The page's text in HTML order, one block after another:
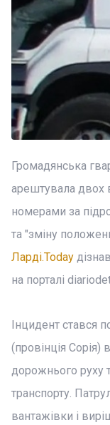
Громадянська
арештувала двох
номерами за
та "зміну
Ларді.Today
на порталі
Інцидент стався
(провінція
дорожнього руху
транспорту.
вантажівки і